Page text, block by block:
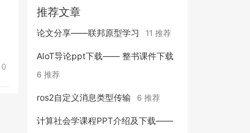
0
推荐文章
论文分享——联邦原型学习 11 推荐
AIoT导论ppt下载—— 整书课件下载
6 推荐
ros2自定义消息类型传输 6 推荐
计算社会学课程PPT介绍及下载——